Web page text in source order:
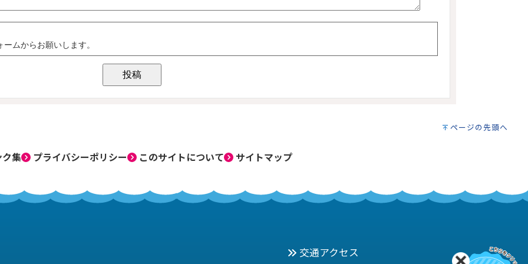
ページの先頭へ
集 プライバシーポリシー このサイトについて サイトマップ
交通アクセス